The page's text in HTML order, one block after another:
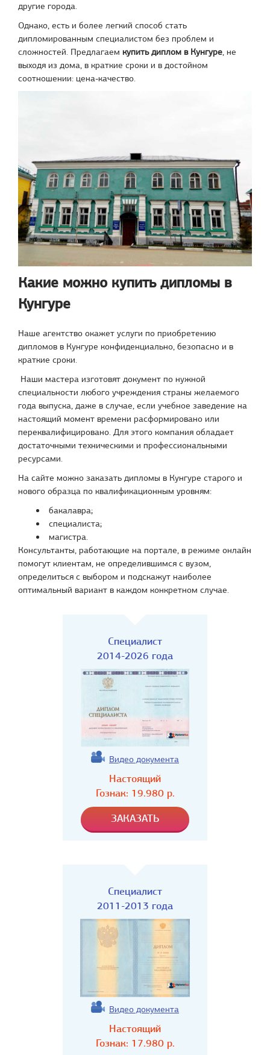
другие города.
Однако, есть и более легкий способ стать
дипломированным специалистом без проблем и
сложностей. Предлагаем купить диплом в Кунгуре, не
выходя из дома, в краткие сроки и в достойном
соотношении: цена-качество.
Какие можно купить дипломы в
Кунгуре
Наше агентство окажет услуги по приобретению
дипломов в Кунгуре конфиденциально, безопасно и в
краткие сроки.
Наши мастера изготовят документ по нужной
специальности любого учреждения страны желаемого
года выпуска, даже в случае, если учебное заведение на
настоящий момент времени расформировано или
переквалифицировано. Для этого компания обладает
достаточными техническими и профессиональными
ресурсами.
На сайте можно заказать дипломы в Кунгуре старого и
нового образца по квалификационным уровням:
бакалавра;
специалиста;
магистра.
Консультанты, работающие на портале, в режиме онлайн
помогут клиентам, не определившимся с вузом,
определиться с выбором и подскажут наиболее
оптимальный вариант в каждом конкретном случае.
Специалист
2014-2026 года
Видео документа
Настоящий
Гознак: 19.980р.
Специалист
2011-2013 года
Видео документа
Настоящий
Гознак: 17.980р.